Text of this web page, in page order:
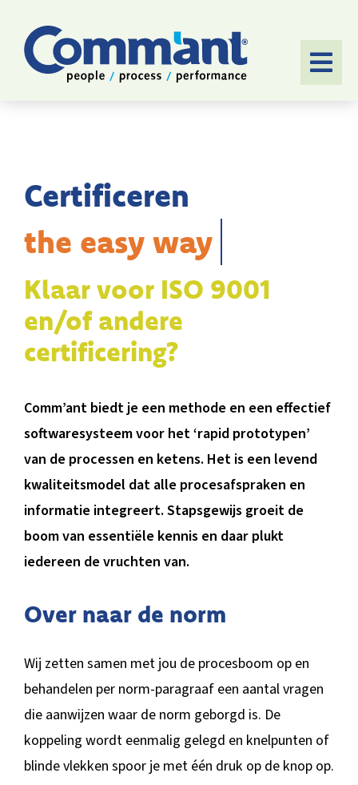
naar
inhoud
Certificeren
Klaar voor ISO 9001
en/of andere
certificering?
Comm’ant biedt je een methode en een effectief
softwaresysteem voor het ‘rapid prototypen’
van de processen en ketens. Het is een levend
kwaliteitsmodel dat alle procesafspraken en
informatie integreert. Stapsgewijs groeit de
boom van essentiële kennis en daar plukt
iedereen de vruchten van.
Over naar de norm
Wij zetten samen met jou de procesboom op en
behandelen per norm-paragraaf een aantal vragen
die aanwijzen waar de norm geborgd is. De
koppeling wordt eenmalig gelegd en knelpunten of
blinde vlekken spoor je met één druk op de knop op.